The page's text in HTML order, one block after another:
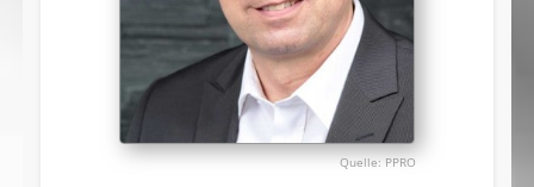
PPRO